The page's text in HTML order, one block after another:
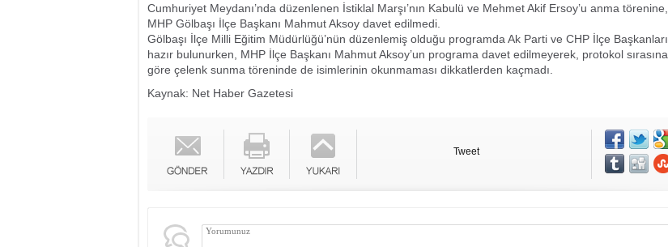
Cumhuriyet Meydanı’nda düzenlenen İstiklal Marşı’nın Kabulü ve Mehmet Akif Ersoy’u anma törenine,
MHP Gölbaşı İlçe Başkanı Mahmut Aksoy davet edilmedi.
Gölbaşı İlçe Milli Eğitim Müdürlüğü’nün düzenlemiş olduğu programda Ak Parti ve CHP İlçe Başkanları
hazır bulunurken, MHP İlçe Başkanı Mahmut Aksoy’un programa davet edilmeyerek, protokol sırasına
göre çelenk sunma töreninde de isimlerinin okunmaması dikkatlerden kaçmadı.
Kaynak: Net Haber Gazetesi
Tweet